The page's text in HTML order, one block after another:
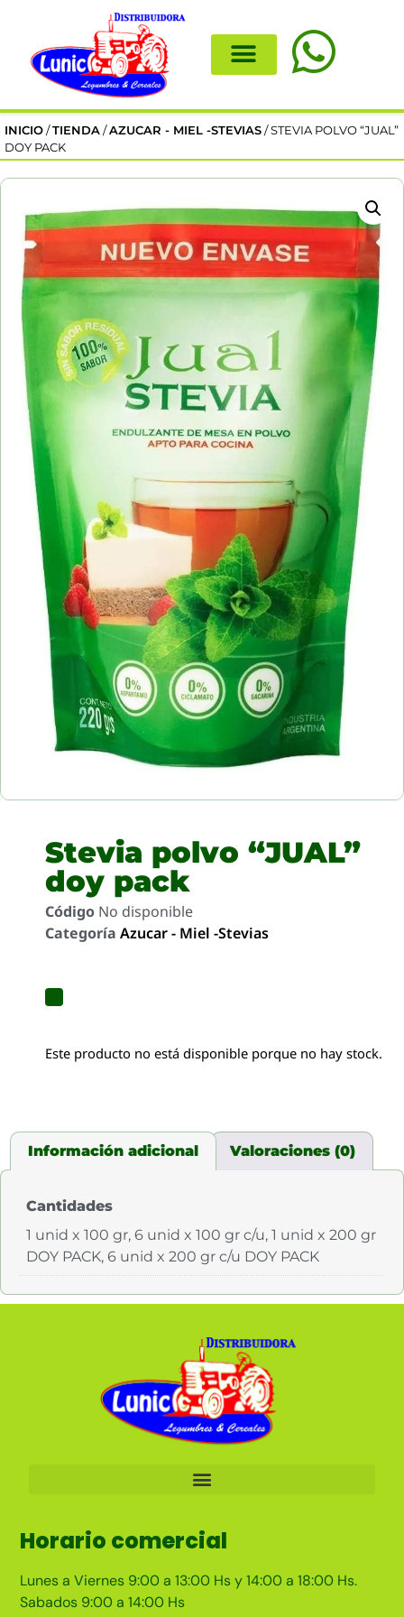
INICIO /TIENDA /AZUCAR - MIEL -STEVIAS / STEVIA POLVO “JUAL”
DOY PACK
Stevia polvo “JUAL”
doy pack
Código No disponible
Categoría Azucar - Miel -Stevias
Este producto no está disponible porque no hay stock.
Información adicional Valoraciones (0)
Cantidades
1 unid x 100 gr, 6 unid x 100 gr c/u, 1 unid x 200 gr
DOY PACK, 6 unid x 200 gr c/u DOY PACK
Horario comercial
Lunes a Viernes 9:00 a 13:00 Hs y 14:00 a 18:00 Hs.
Sabados 9:00 a 14:00 Hs